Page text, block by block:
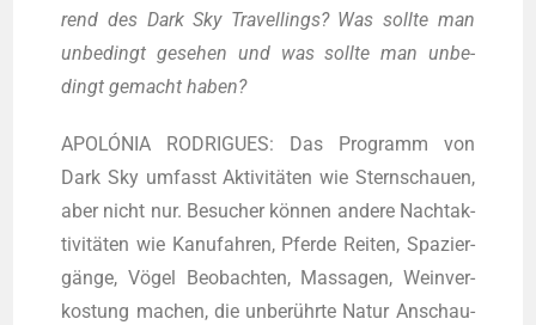
rend des Dark Sky Tra­vel­lings? Was soll­te man
unbe­dingt gese­hen und was soll­te man unbe­
dingt gemacht haben?
APOLÓNIA RODRIGUES: Das Pro­gramm von
Dark Sky umfasst Akti­vi­tä­ten wie Stern­schau­en,
aber nicht nur. Besu­cher kön­nen ande­re Nacht­ak­
ti­vi­tä­ten wie Kanu­fah­ren, Pfer­de Rei­ten, Spa­zier­
gän­ge, Vögel Beob­ach­ten, Mas­sa­gen, Wein­ver­
kos­tung machen, die unbe­rühr­te Natur Anschau­